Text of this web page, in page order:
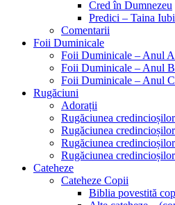
Cred în Dumnezeu
Predici – Taina
Comentarii
Foii Duminicale
Foii Duminicale – Anul
Foii Duminicale – Anul
Foii Duminicale – Anul
Rugăciuni
Adorații
Rugăciunea
Rugăciunea
Rugăciunea
Rugăciunea
Cateheze
Cateheze Copii
Biblia povestită